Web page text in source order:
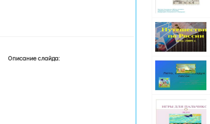
Описание слайда: